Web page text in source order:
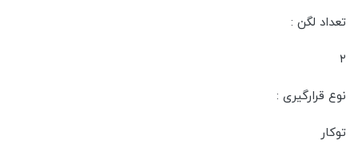
تعداد لگن :
۲
نوع قرارگیری :
توکار